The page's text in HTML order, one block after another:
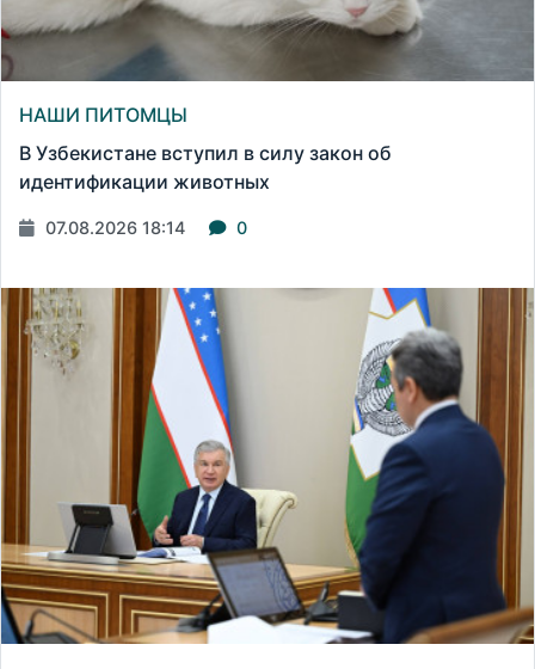
НАШИ ПИТОМЦЫ
В Узбекистане вступил в силу закон об
идентификации животных
07.08.2026 18:14 0